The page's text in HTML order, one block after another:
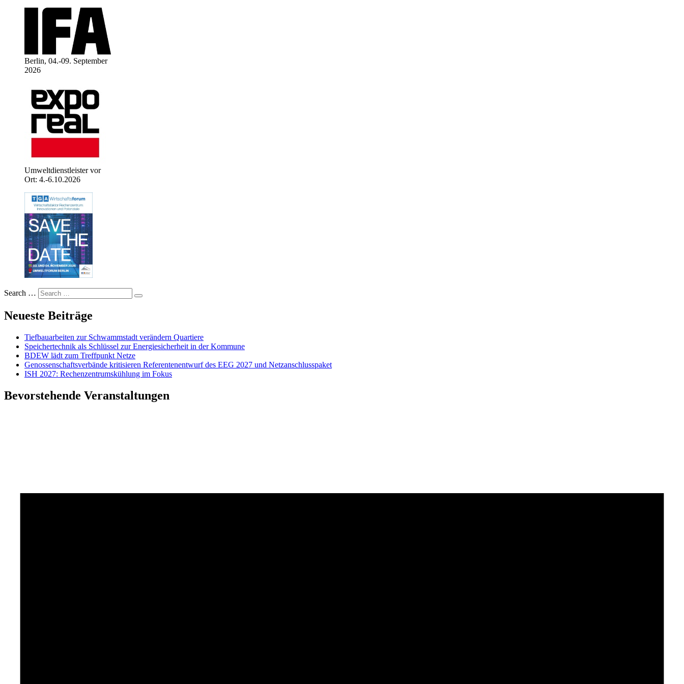
Berlin, 04.-09. September
2026
Umweltdienstleister vor
Ort: 4.-6.10.2026
Search …
Neueste Beiträge
Tiefbauarbeiten zur Schwammstadt verändern Quartiere
Speichertechnik als Schlüssel zur Energiesicherheit in der Kommune
BDEW lädt zum Treffpunkt Netze
Genossenschaftsverbände kritisieren Referentenentwurf des EEG 2027 und Netzanschlusspaket
ISH 2027: Rechenzentrumskühlung im Fokus
Bevorstehende Veranstaltungen